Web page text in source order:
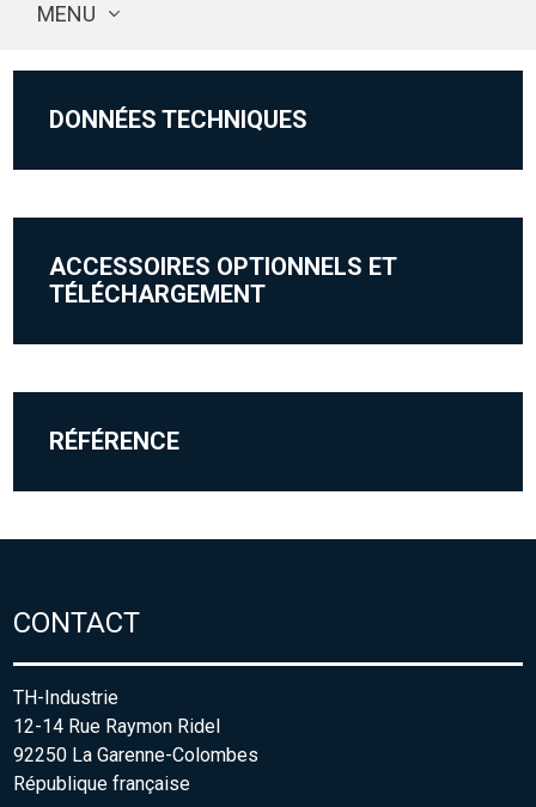
MENU
DONNÉES TECHNIQUES
ACCESSOIRES OPTIONNELS ET
TÉLÉCHARGEMENT
RÉFÉRENCE
CONTACT
TH-Industrie
12-14 Rue Raymon Ridel
92250 La Garenne-Colombes
République française